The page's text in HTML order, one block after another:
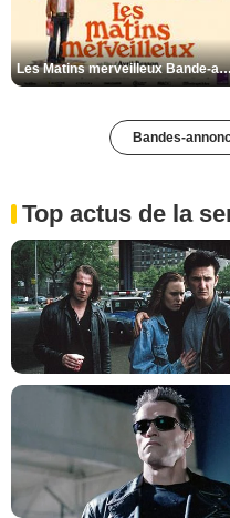
Les Matins merveilleux
Bandes-
Top actus de la